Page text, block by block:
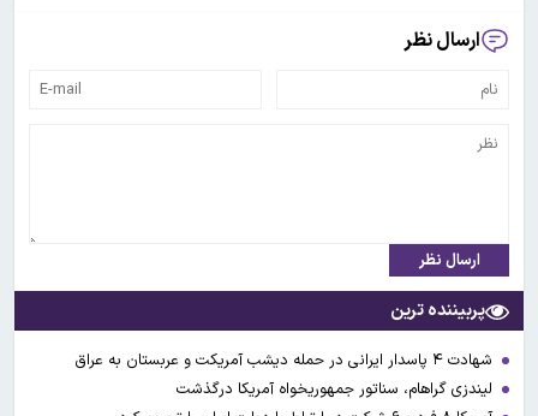
ارسال نظر
ارسال نظر
پربیننده ترین
شهادت ۴ پاسدار ایرانی در حمله دیشب آمریکت و عربستان به عراق
لیندزی گراهام، سناتور جمهوریخواه آمریکا درگذشت